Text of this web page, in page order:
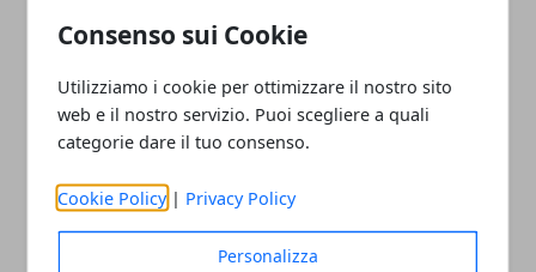
Consenso sui Cookie
Utilizziamo i cookie per ottimizzare il nostro sito
web e il nostro servizio. Puoi scegliere a quali
categorie dare il tuo consenso.
Cookie Policy | Privacy Policy
Personalizza
intraprendere efficaci azioni.
Definizione accurata del budget:la gestione del
budget, prevede una campagna di social advertising
che permetta di ottenere i risultati migliori a
seconda del budget investito.
Ottimizzazione della campagna:
funzionare ha bisogno di essere gestita e controllata